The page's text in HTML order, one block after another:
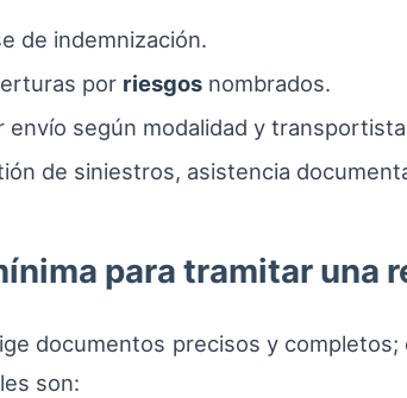
de indemnización.
por riesgos nombrados.
envío según modalidad y
de siniestros, asistencia
para tramitar una
documentos precisos y
son: